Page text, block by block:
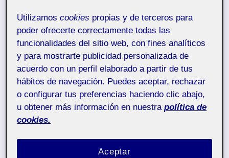
20.153 – Creación
fotográfica – Aula 2
Pública
Muy buenas a todos y a todas,
Por aquí les comparto el resultado de las
fotografías y aprendizaje de la PEC 1.
Un saludo,
Utilizamoscookies propias y de terceros para
poder ofrecerte correctamente todas las
funcionalidades del sitio web, con fines analíticos
y para mostrarte publicidad personalizada de
acuerdo con un perfil elaborado a partir de tus
hábitos de navegación. Puedes aceptar, rechazar
o configurar tus preferencias haciendo clic abajo,
u obtener más información en nuestra política de
cookies.
Aceptar